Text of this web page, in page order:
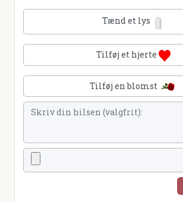
Tænd et lys
Tilføj et hjerte
Tilføj en blomst